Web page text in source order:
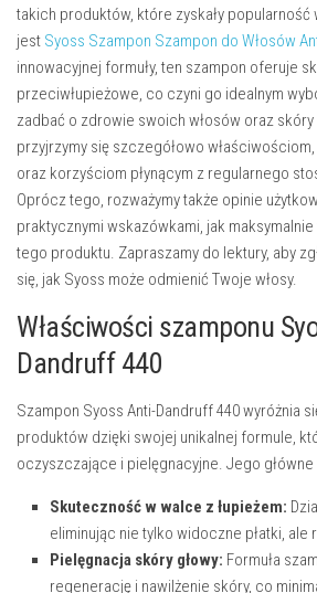
takich produktów, które zyskały popularność
jest Syoss Szampon Szampon do Włosów
innowacyjnej formuły, ten szampon oferuje
przeciwłupieżowe, co czyni go idealnym
zadbać o zdrowie swoich włosów oraz skóry
przyjrzymy się szczegółowo właściwościom,
oraz korzyściom płynącym z regularnego
Oprócz tego, rozważymy także opinie
praktycznymi wskazówkami, jak
tego produktu. Zapraszamy do lektury, aby
się, jak Syoss może odmienić Twoje włosy.
Właściwości szamponu
Dandruff 440
Szampon Syoss Anti-Dandruff 440 wyróżnia
produktów dzięki swojej unikalnej formule,
oczyszczające i pielęgnacyjne. Jego
Skuteczność w walce z łupieżem:
eliminując nie tylko widoczne płatki, ale
Pielęgnacja skóry głowy: Formuła
regenerację i nawilżenie skóry, co